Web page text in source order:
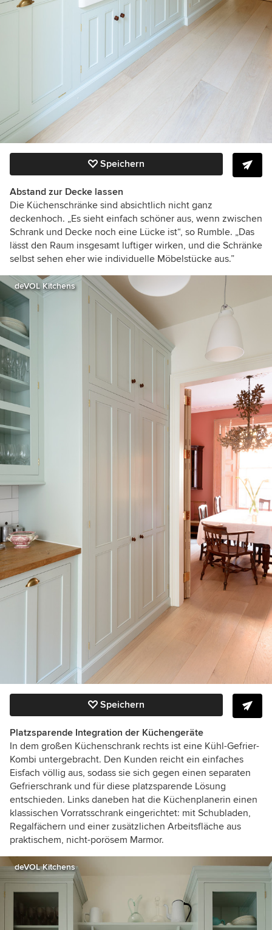
Speichern
Abstand zur Decke lassen
Die Küchenschränke sind absichtlich nicht ganz
deckenhoch. „Es sieht einfach schöner aus, wenn zwischen
Schrank und Decke noch eine Lücke ist“, so Rumble. „Das
lässt den Raum insgesamt luftiger wirken, und die Schränke
selbst sehen eher wie individuelle Möbelstücke aus.”
deVOL Kitchens
Speichern
Platzsparende Integration der Küchengeräte
In dem großen Küchenschrank rechts ist eine Kühl-Gefrier-
Kombi untergebracht. Den Kunden reicht ein einfaches
Eisfach völlig aus, sodass sie sich gegen einen separaten
Gefrierschrank und für diese platzsparende Lösung
entschieden. Links daneben hat die Küchenplanerin einen
klassischen Vorratsschrank eingerichtet: mit Schubladen,
Regalfächern und einer zusätzlichen Arbeitsfläche aus
praktischem, nicht-porösem Marmor.
deVOL Kitchens